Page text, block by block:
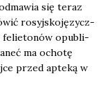
się teraz
rosyj­sko­ję­zycz­
felie­to­nów opu­bli­
ma ocho­tę
przed apte­ką w